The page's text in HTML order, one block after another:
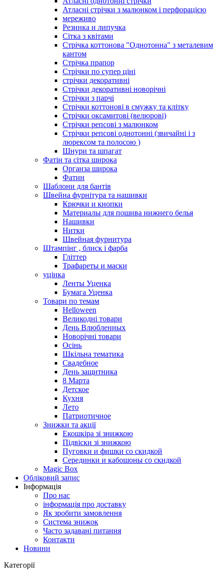
Атласні стрічки з малюнком і перфорацією
мереживо
Резинка и липучка
Сітка з квітами
Стрічка коттонова "Однотонна" з металевим
кантом
Стрічка прапор
Стрічки по супер ціні
стрічки декоративні
Стрічки декоративні новорічні
Стрічки з парчі
Стрічки коттонові в смужку та клітку
Стрічки оксамитові (велюрові)
Стрічки репсові з малюнком
Стрічки репсові однотонні (звичайні і з
люрексом та полосою )
Шнури та шпагат
Фатін та сітка широка
Органза широка
Фатин
Шаблони для бантів
Швейна фурнітура та нашивки
Крючки и кнопки
Материалы для пошива нижнего белья
Нашивки
Нитки
Швейная фурнитура
Штампінг , блиск і фарба
Гліттер
Трафареты и маски
уцінка
Ленты Уценка
Бумага Уценка
Товари по темам
Helloween
Великодні товари
День Влюбленных
Новорічні товари
Осінь
Шкільна тематика
Свадебное
День защитника
8 Марта
Детское
Кухня
Лето
Патриотичное
Знижки та акції
Екошкіра зі знижкою
Підвіски зі знижкою
Пуговки и фишки со скидкой
Серединки и кабошоны со скидкой
Magic Box
Обліковий запис
Інформація
Про нас
інформація про доставку
Як зробити замовлення
Система знижок
Часто задавані питання
Контакти
Новини
Категорії